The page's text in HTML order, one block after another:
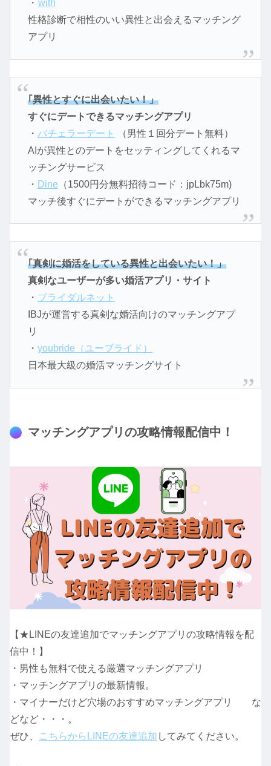
・ with
性格診断で相性のいい異性と出会えるマッチング
アプリ
｢異性とすぐに出会いたい！」
すぐにデートできるマッチングアプリ
・ バチェラーデート
（男性１回分デート無料）
AIが異性とのデートをセッティングしてくれるマ
ッチングサービス
・ Dine （1500円分無料招待コード：jpLbk75m)
マッチ後すぐにデートができるマッチングアプリ
｢真剣に婚活をしている異性と出会いたい！」
真剣なユーザーが多い婚活アプリ・サイト
・ ブライダルネット
IBJが運営する真剣な婚活向けのマッチングアプ
リ
・ youbride（ユーブライド）
日本最大級の婚活マッチングサイト
マッチングアプリの攻略情報配信中！
【★LINEの友達追加でマッチングアプリの攻略情報を配
信中！】
・男性も無料で使える厳選マッチングアプリ
・マッチングアプリの最新情報。
・マイナーだけど穴場のおすすめマッチングアプリ な
どなど・・・。
ぜひ、
こちらからLINEの友達追加 してみてください。